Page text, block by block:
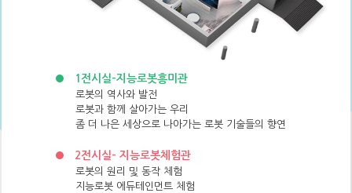
1전시실-지능로봇흥미관
로봇의 역사와 발전
로봇과 함께 살아가는 우리
좀 더 나은 세상으로 나아가는 로봇 기술들의 향연
2전시실- 지능로봇체험관
로봇의 원리 및 동작 체험
지능로봇 에듀테인먼트 체험